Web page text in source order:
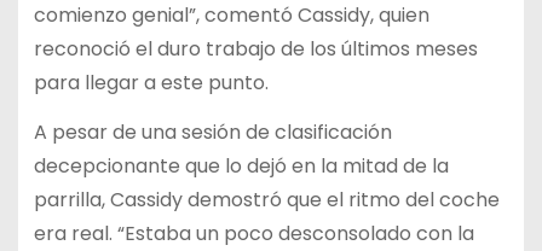
comienzo genial”, comentó Cassidy, quien
reconoció el duro trabajo de los últimos meses
para llegar a este punto.
A pesar de una sesión de clasificación
decepcionante que lo dejó en la mitad de la
parrilla, Cassidy demostró que el ritmo del coche
era real. “Estaba un poco desconsolado con la